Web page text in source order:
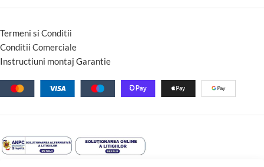
Termeni si Conditii
Conditii Comerciale
Instructiuni montaj Garantie